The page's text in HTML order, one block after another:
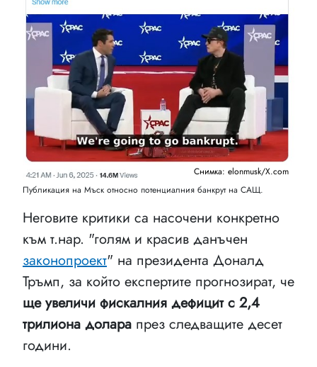
Снимка: elonmusk/X.com
Публикация на Мъск относно потенциалния банкрут на САЩ.
Неговите критики са насочени конкретно
към т.нар. "голям и красив данъчен
законопроект" на президента Доналд
Тръмп, за който експертите прогнозират, че
ще увеличи фискалния дефицит с 2,4
трилиона долара през следващите десет
години.